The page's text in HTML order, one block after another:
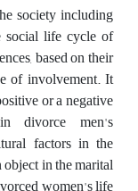
society including
social life cycle of
based on their
of involvement. It
or a negative
divorce men's
factors in the
in the marital